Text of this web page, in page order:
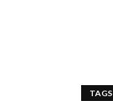
TAGS